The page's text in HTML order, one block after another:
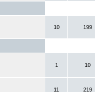
10 199
1 10
11 219